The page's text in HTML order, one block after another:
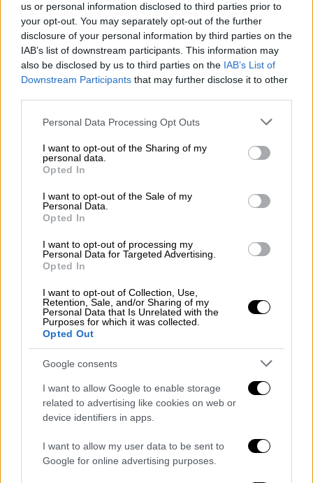
us or personal information disclosed to third parties prior to
your opt-out. You may separately opt-out of the further
disclosure of your personal information by third parties on the
IAB’s list of downstream participants. This information may
also be disclosed by us to third parties on the IAB’s List of
Downstream Participants that may further disclose it to other
Please note that this website/app uses one or more Google
not limited to your visit or usage behaviour. You may click to
grant or deny consent to Google and its third-party tags to
use your data for below specified purposes in below Google
consent section.
Personal Data Processing Opt Outs
I want to opt-out of the Sharing of my
personal data.
Opted In
I want to opt-out of the Sale of my
Personal Data.
Opted In
I want to opt-out of processing my
Personal Data for Targeted Advertising.
Opted In
I want to opt-out of Collection, Use,
Retention, Sale, and/or Sharing of my
Personal Data that Is Unrelated with the
Purposes for which it was collected.
Opted Out
Google consents
I want to allow Google to enable storage
related to advertising like cookies on web or
device identifiers in apps.
I want to allow my user data to be sent to
Google for online advertising purposes.
2η αγωνιστική
Ρεζαϊάν)
Αγγλία - ΗΠΑ 0-0
3η αγωνιστική
51' Φόντεν)
Ιράν - ΗΠΑ 0-1(38' Πούλισικ)
Βαθμολογία
ΗΠΑ5 (2-1)
Ιράν 3 (4-7)
3ος όμιλος